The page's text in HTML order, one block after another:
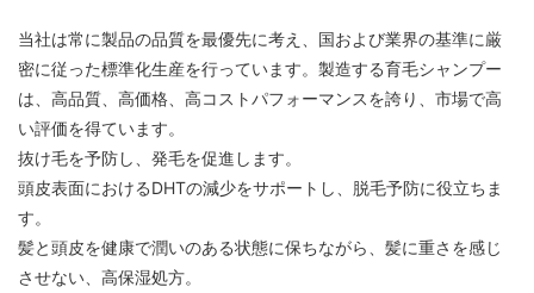
当社は常に製品の品質を最優先に考え、国および業界の基準に厳
密に従った標準化生産を行っています。製造する育毛シャンプー
は、高品質、高価格、高コストパフォーマンスを誇り、市場で高
い評価を得ています。
抜け毛を予防し、発毛を促進します。
頭皮表面におけるDHTの減少をサポートし、脱毛予防に役立ちま
す。
髪と頭皮を健康で潤いのある状態に保ちながら、髪に重さを感じ
させない、高保湿処方。